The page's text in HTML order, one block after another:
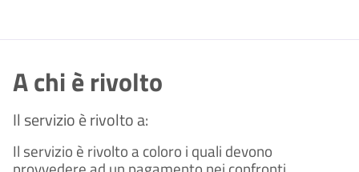
A chi è rivolto
Il servizio è rivolto a:
Il servizio è rivolto a coloro i quali devono